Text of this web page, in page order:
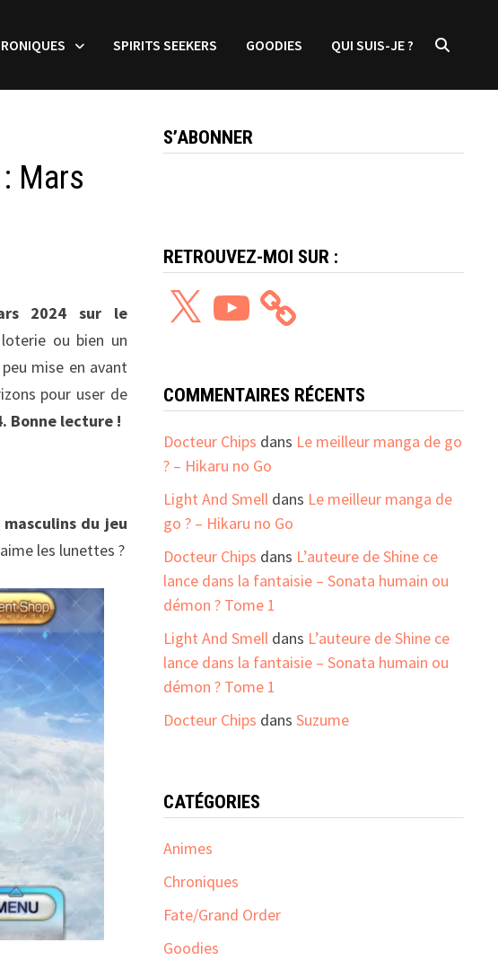
SPIRITS SEEKERS GOODIES QUI SUIS-JE ?
Mars
2024 sur le
ou bien un
mise en avant
pour user de
Bonne lecture !
du jeu
les lunettes ?
S’ABONNER
RETROUVEZ-MOI SUR :
YouTube
COMMENTAIRES RÉCENTS
Docteur Chips dans Le meilleur manga de go
? – Hikaru no Go
Light And Smelldans Le meilleur manga de
go ? – Hikaru no Go
Docteur Chips dans L’auteure de Shine ce
lance dans la fantaisie – Sonata humain ou
démon ? Tome 1
Light And Smelldans L’auteure de Shine ce
lance dans la fantaisie – Sonata humain ou
démon ? Tome 1
Docteur Chips dans Suzume
CATÉGORIES
Animes
Chroniques
Fate/Grand Order
Goodies